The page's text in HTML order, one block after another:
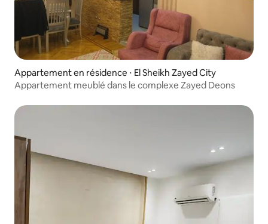
Appartement en résidence ⋅ El Sheikh Zayed City
Appartement meublé dans le complexe Zayed Deons